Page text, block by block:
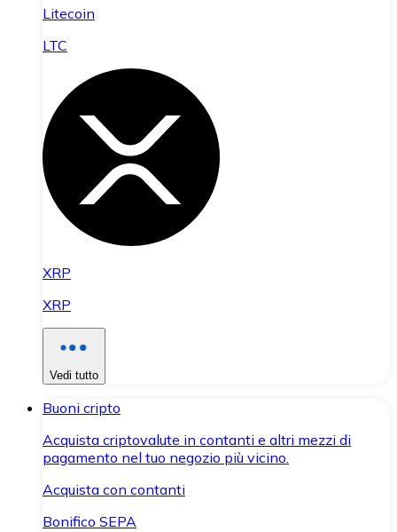
Litecoin
LTC
XRP
XRP
Vedi tutto
Buoni cripto
Acquista criptovalute in contanti e altri mezzi di
pagamento nel tuo negozio più vicino.
Acquista con contanti
Bonifico SEPA